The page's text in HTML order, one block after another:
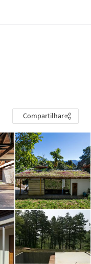
Compartilhar